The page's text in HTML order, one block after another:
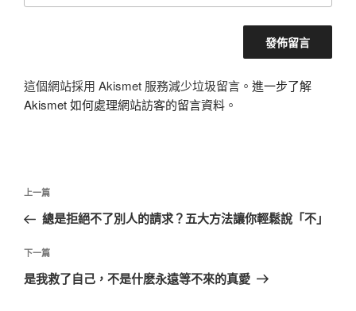
這個網站採用 Akismet 服務減少垃圾留言。 進一步了解
Akismet 如何處理網站訪客的留言資料 。
文
導
覽
上
一
文
章
上一篇
總是拒絕不了別人的請求？五大方法讓你輕鬆說「不」
下
一
下一篇
是我救了自己，不是什麽永遠等不來的真愛